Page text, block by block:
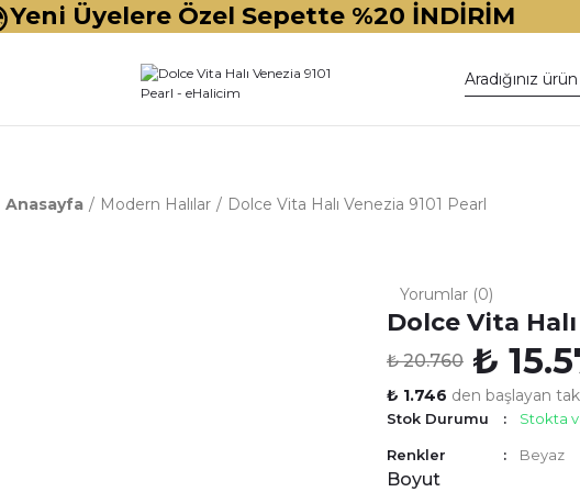
Yeni Üyelere Özel Sepette %20 İNDİRİM
Anasayfa Modern Halılar Dolce Vita Halı Venezia 9101 Pearl
Yorumlar (0)
Dolce Vita
₺ 20.760 ₺
₺ 1.746 den başlayan
Stok Durumu Stokta
Renkler Beyaz
Boyut